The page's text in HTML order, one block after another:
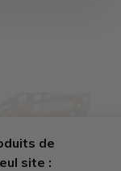
de
site :